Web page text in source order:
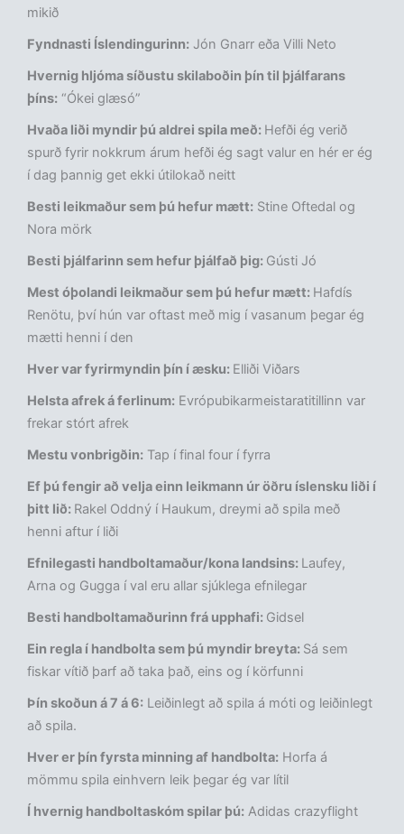
mikið
Fyndnasti Íslendingurinn: Jón Gnarr eða Villi Neto
Hvernig hljóma síðustu skilaboðin þín til þjálfarans
þíns: “Ókei glæsó”
Hvaða liði myndir þú aldrei spila með: Hefði ég verið
spurð fyrir nokkrum árum hefði ég sagt valur en hér er ég
í dag þannig get ekki útilokað neitt
Besti leikmaður sem þú hefur mætt: Stine Oftedal og
Nora mörk
Besti þjálfarinn sem hefur þjálfað þig: Gústi Jó
Mest óþolandi leikmaður sem þú hefur mætt: Hafdís
Renötu, því hún var oftast með mig í vasanum þegar ég
mætti henni í den
Hver var fyrirmyndin þín í­ æsku: Elliði Viðars
Helsta afrek á ferlinum: Evrópubikarmeistaratitillinn var
frekar stórt afrek
Mestu vonbrigðin: Tap í final four í fyrra
Ef þú fengir að velja einn leikmann úr öðru íslensku liði í
þitt lið: Rakel Oddný í Haukum, dreymi að spila með
henni aftur í liði
Efnilegasti handboltamaður/kona landsins: Laufey,
Arna og Gugga í val eru allar sjúklega efnilegar
Besti handboltamaðurinn frá upphafi: Gidsel
Ein regla í handbolta sem þú myndir breyta: Sá sem
fiskar vítið þarf að taka það, eins og í körfunni
Þín skoðun á 7 á 6: Leiðinlegt að spila á móti og leiðinlegt
að spila.
Hver er þín fyrsta minning af handbolta: Horfa á
mömmu spila einhvern leik þegar ég var lítil
Í hvernig handboltaskóm spilar þú: Adidas crazyflight